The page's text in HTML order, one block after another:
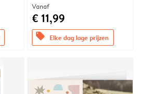
Vanaf
€ 11,99
offers Elke dag lage prijzen